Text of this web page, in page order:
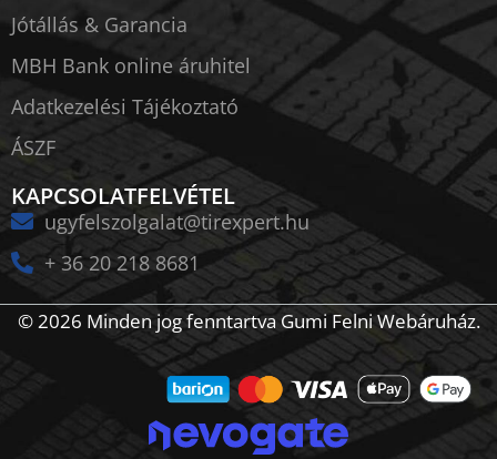
Jótállás & Garancia
MBH Bank online áruhitel
Adatkezelési Tájékoztató
ÁSZF
KAPCSOLATFELVÉTEL
ugyfelszolgalat@tirexpert.hu
+ 36 20 218 8681
© 2026 Minden jog fenntartva Gumi Felni Webáruház.